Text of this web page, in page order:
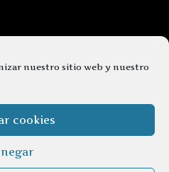
nuestro sitio web y nuestro
cookies